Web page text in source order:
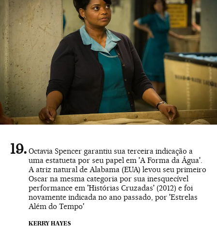
Octavia Spencer garantiu sua terceira indicação a
uma estatueta por seu papel em 'A Forma da Água'.
A atriz natural de Alabama (EUA) levou seu primeiro
Oscar na mesma categoria por sua inesquecível
performance em 'Histórias Cruzadas' (2012) e foi
novamente indicada no ano passado, por 'Estrelas
Além do Tempo'
KERRY HAYES